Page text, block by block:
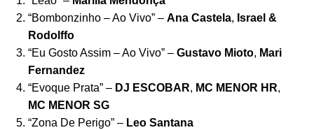
“Bombonzinho – Ao Vivo” – Ana Castela, Israel &
Rodolffo
“Eu Gosto Assim – Ao Vivo” – Gustavo Mioto, Mari
Fernandez
“Evoque Prata” – DJ ESCOBAR, MC MENOR HR,
MC MENOR SG
“Zona De Perigo” – Leo Santana